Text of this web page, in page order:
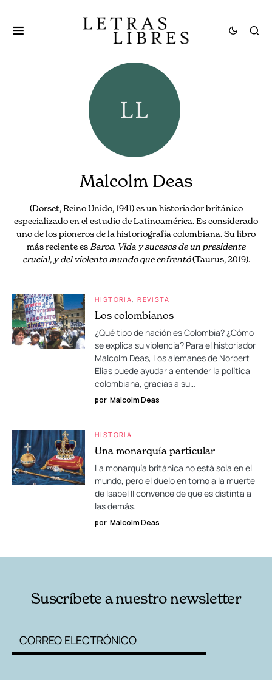
Malcolm Deas
(Dorset, Reino Unido, 1941) es un historiador británico
especializado en el estudio de Latinoamérica. Es considerado
uno de los pioneros de la historiografía colombiana. Su libro
más reciente es Barco. Vida y sucesos de un presidente
crucial, y del violento mundo que enfrentó(Taurus, 2019).
HISTORIA REVISTA
Los colombianos
¿Qué tipo de nación es Colombia? ¿Cómo
se explica su violencia? Para el historiador
Malcolm Deas, Los alemanes de Norbert
Elias puede ayudar a entender la política
colombiana, gracias a su…
por Malcolm Deas
HISTORIA
Una monarquía particular
La monarquía británica no está sola en el
mundo, pero el duelo en torno a la muerte
de Isabel II convence de que es distinta a
las demás.
por Malcolm Deas
Suscríbete a nuestro newsletter